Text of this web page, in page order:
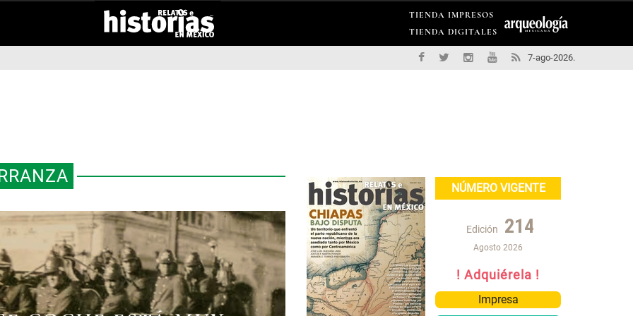
TIENDA IMPRESOS
TIENDA DIGITALES
7-ago-2026.
NÚMERO VIGENTE
Edición 214
Agosto 2026
! Adquiérela !
Impresa